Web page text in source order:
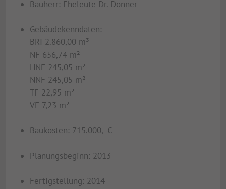
Bauherr: Eheleute Dr. Donner
Gebäudekenndaten:
BRI 2.860,00 m³
NF 656,74 m²
HNF 245,05 m²
NNF 245,05 m²
TF 22,95 m²
VF 7,23 m²
Baukosten: 715.000,- €
Planungsbeginn: 2013
Fertigstellung: 2014